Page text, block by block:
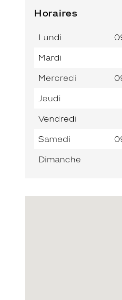
Horaires
Jour de
semaine
Horaires
Lundi
Mardi
Mercredi
Jeudi
Vendredi
Samedi
Dimanche